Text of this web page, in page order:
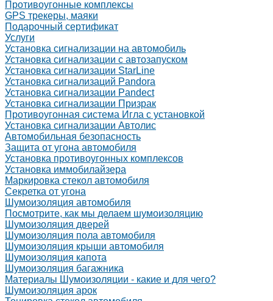
Противоугонные комплексы
GPS трекеры, маяки
Подарочный сертификат
Услуги
Установка сигнализации на автомобиль
Установка сигнализации с автозапуском
Установка сигнализации StarLine
Установка сигнализаций Pandora
Установка сигнализации Pandect
Установка сигнализации Призрак
Противоугонная система Игла с установкой
Установка сигнализации Автолис
Автомобильная безопасность
Защита от угона автомобиля
Установка противоугонных комплексов
Установка иммобилайзера
Маркировка стекол автомобиля
Секретка от угона
Шумоизоляция автомобиля
Посмотрите, как мы делаем шумоизоляцию
Шумоизоляция дверей
Шумоизоляция пола автомобиля
Шумоизоляция крыши автомобиля
Шумоизоляция капота
Шумоизоляция багажника
Материалы Шумоизоляции - какие и для чего?
Шумоизоляция арок